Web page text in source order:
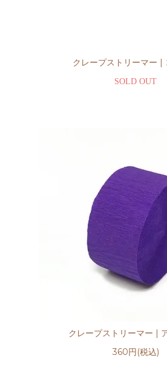
クレープストリーマー |
SOLD OUT
クレープストリーマー |
360円(税込)